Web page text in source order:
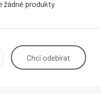
žádné produkty
Chci odebírat